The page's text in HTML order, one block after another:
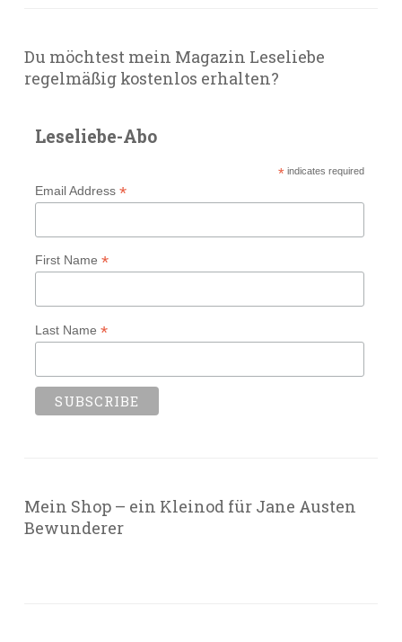
Du möchtest mein Magazin Leseliebe
regelmäßig kostenlos erhalten?
Leseliebe-Abo
*indicates required
Email Address *
First Name *
Last Name *
Mein Shop – ein Kleinod für Jane Austen
Bewunderer